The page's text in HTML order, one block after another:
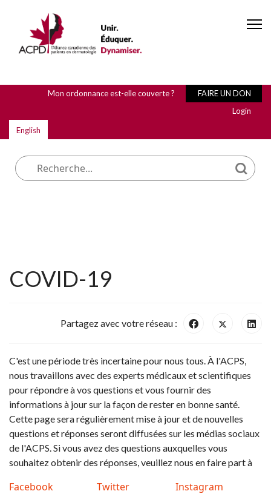
Mon ordonnance est-elle couverte ?
FAIRE UN DON
Login
English
Que cherchez-vous
COVID-19
Partagez avec votre réseau :
C'est une période très incertaine pour nous tous. À l'ACPS,
nous travaillons avec des experts médicaux et scientifiques
pour répondre à vos questions et vous fournir des
informations à jour sur la façon de rester en bonne santé.
Cette page sera régulièrement mise à jour et de nouvelles
questions et réponses seront diffusées sur les médias sociaux
de l'ACPS. Si vous avez des questions auxquelles vous
souhaitez obtenir des réponses, veuillez nous en faire part à
Facebook Twitter Instagram